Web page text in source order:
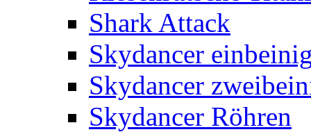
Shark Attack
Skydancer
Skydancer
Skydancer Röhren